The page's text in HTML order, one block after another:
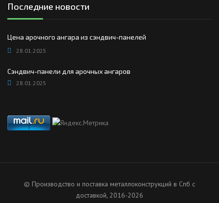
Последние новости
Цена арочного ангара из сэндвич-панелей
28.01.2025
Сэндвич-панели для арочных ангаров
28.01.2025
© Производство и поставка металлоконструкций в Спб с
доставкой, 2016-2026